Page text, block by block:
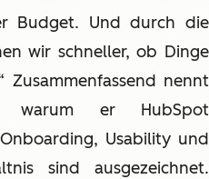
Budget. Und durch die
wir schneller, ob Dinge
nennt
warum er HubSpot
Usability und
sind ausgezeichnet.